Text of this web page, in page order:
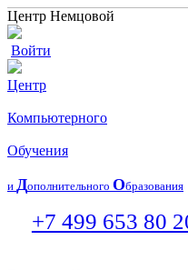
Центр Немцовой
Войти
Центр
Компьютерного
Обучения
и Дополнительного Образования
+7 499 653 80